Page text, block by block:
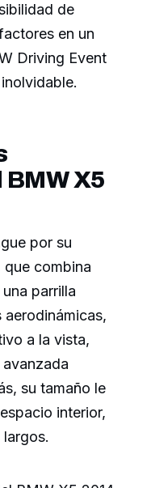
de
en un
Driving Event
X5
por su
que combina
parrilla
a la vista,
su tamaño le
interior,